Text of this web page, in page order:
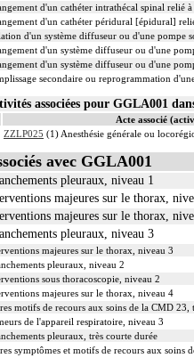
d'un cathéter intrathécal spinal relié
d'un cathéter péridural [épidural]
d'un système diffuseur ou d'une pompe
d'un système diffuseur ou d'une
d'un système diffuseur ou d'une
secondaire ou reprogrammation
associées pour GGLA001
Acte associé
ZZLP025 (1) Anesthésie générale ou
avec GGLA001
pleuraux, niveau 1
majeures sur le thorax,
majeures sur le thorax,
pleuraux, niveau 3
majeures sur le thorax, niveau 3
pleuraux, niveau 2
sous thoracoscopie, niveau 2
majeures sur le thorax, niveau 4
motifs de recours aux soins de la CMD 23,
de l'appareil respiratoire, niveau 3
pleuraux, très courte durée
symptômes et motifs de recours aux soins